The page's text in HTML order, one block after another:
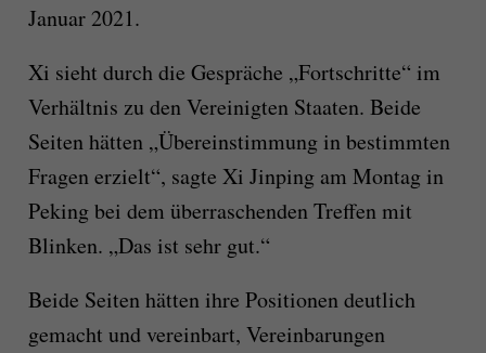
Januar 2021.
Xi sieht durch die Gespräche „Fortschritte“ im
Verhältnis zu den Vereinigten Staaten. Beide
Seiten hätten „Übereinstimmung in bestimmten
Fragen erzielt“, sagte Xi Jinping am Montag in
Peking bei dem überraschenden Treffen mit
Blinken. „Das ist sehr gut.“
Beide Seiten hätten ihre Positionen deutlich
gemacht und vereinbart, Vereinbarungen